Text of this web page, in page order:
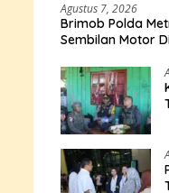
Agustus 7, 2026
Brimob Polda
Sembilan Motor